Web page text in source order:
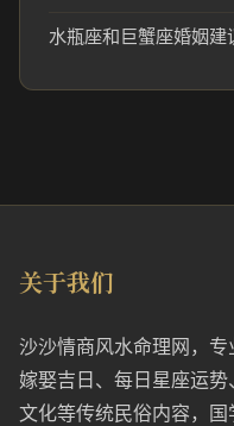
水瓶座和巨蟹座婚姻建
关于我们
沙沙情商风水命理网，
嫁娶吉日、每日星座运
文化等传统民俗内容，国